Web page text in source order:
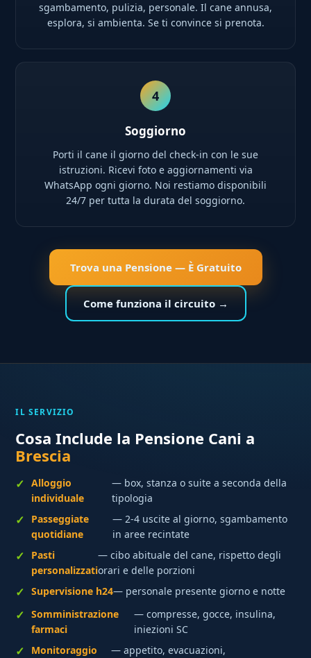
sgambamento, pulizia, personale. Il cane annusa,
esplora, si ambienta. Se ti convince si prenota.
4
Soggiorno
Porti il cane il giorno del check-in con le sue
istruzioni. Ricevi foto e aggiornamenti via
WhatsApp ogni giorno. Noi restiamo disponibili
24/7 per tutta la durata del soggiorno.
Trova una Pensione — È Gratuito
Come funziona il circuito →
IL SERVIZIO
Cosa Include la Pensione Cani a
Brescia
Alloggio
individuale
— box, stanza o suite a seconda della
tipologia
Passeggiate
quotidiane
— 2-4 uscite al giorno, sgambamento
in aree recintate
Pasti
personalizzati
— cibo abituale del cane, rispetto degli
orari e delle porzioni
Supervisione h24— personale presente giorno e notte
Somministrazione
farmaci
— compresse, gocce, insulina,
iniezioni SC
Monitoraggio
— appetito, evacuazioni,